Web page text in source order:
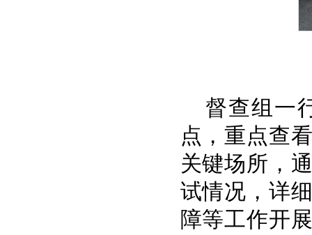
督查组一
点，重点查
关键场所，
试情况，详
障等工作开